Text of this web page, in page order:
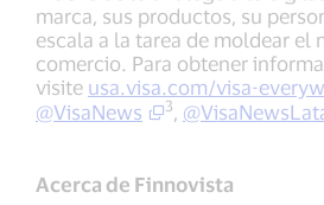
marca, sus productos, su
escala a la tarea de moldear el
comercio. Para obtener
visite usa.visa.com/visa-
@VisaNews
3
Acerca de Finnovista